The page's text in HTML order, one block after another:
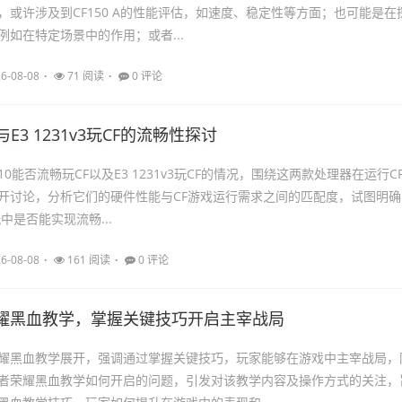
或许涉及到CF150 A的性能评估，如速度、稳定性等方面；也可能是在
如在特定场景中的作用；或者...
08-08 71 阅读 0 评论
E3 1231v3玩CF的流畅性探讨
能否流畅玩CF以及E3 1231v3玩CF的情况，围绕这两款处理器在运行
讨论，分析它们的硬件性能与CF游戏运行需求之间的匹配度，试图明确
是否能实现流畅...
08-08 161 阅读 0 评论
黑血教学，掌握关键技巧开启主宰战局
黑血教学展开，强调通过掌握关键技巧，玩家能够在游戏中主宰战局
荣耀黑血教学如何开启的问题，引发对该教学内容及操作方式的关注